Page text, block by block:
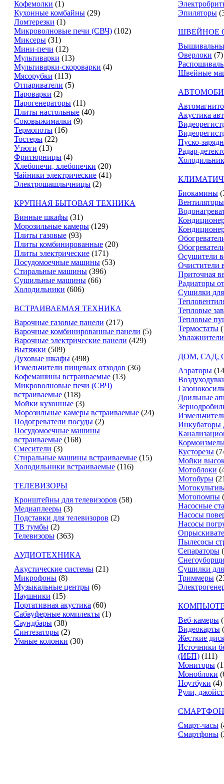
Кофемолки (1)
Кухонные комбайны (29)
Ломтерезки (1)
Микроволновые печи (СВЧ) (102)
Миксеры (31)
Мини-печи (12)
Мультиварки (13)
Мультиварки-скороварки (4)
Мясорубки (113)
Отпариватели (5)
Пароварки (2)
Парогенераторы (11)
Плиты настольные (40)
Соковыжималки (9)
Термопоты (16)
Тостеры (22)
Утюги (13)
Фритюрницы (4)
Хлебопечи, хлебопечки (20)
Чайники электрические (41)
Электрошашлычницы (2)
КРУПНАЯ БЫТОВАЯ ТЕХНИКА
Винные шкафы (31)
Морозильные камеры (129)
Плиты газовые (93)
Плиты комбинированные (20)
Плиты электрические (171)
Посудомоечные машины (53)
Стиральные машины (396)
Сушильные машины (66)
Холодильники (606)
ВСТРАИВАЕМАЯ ТЕХНИКА
Варочные газовые панели (217)
Варочные комбинированные панели (5)
Варочные электрические панели (429)
Вытяжки (509)
Духовые шкафы (498)
Измельчители пищевых отходов (36)
Кофемашины встраиваемые (13)
Микроволновые печи (СВЧ)
встраиваемые (118)
Мойки кухонные (3)
Морозильные камеры встраиваемые (24)
Подогреватели посуды (2)
Посудомоечные машины
встраиваемые (168)
Смесители (3)
Стиральные машины встраиваемые (15)
Холодильники встраиваемые (116)
ТЕЛЕВИЗОРЫ
Кронштейны для телевизоров (58)
Медиаплееры (3)
Подставки для телевизоров (2)
ТВ тумбы (2)
Телевизоры (363)
АУДИОТЕХНИКА
Акустические системы (21)
Микрофоны (8)
Музыкальные центры (6)
Наушники (15)
Портативная акустика (60)
Сабвуферные комплекты (1)
Саундбары (38)
Синтезаторы (2)
Умные колонки (30)
Эпиляторы
ШВЕЙНОЕ
Оверлоки (7)
Швейные
Акустика
Пуско-
Радар-
Биокамины
Вентиляторы
Осушители
Очистители
Приточная
Радиаторы
Сушилки
Тепловые
Тепловые
Термостаты
ДОМ, САД,
Аэраторы
Доильные
Инкубаторы
Кусторезы
Мойки
Мотоблоки
Мотобуры
Мотопомпы
Насосные
Насосы
Насосы
Пылесосы
Сепараторы
Сушилки
Триммеры
Веб-камеры
Видеокарты
Жесткие
Источники
(ИБП) (111)
Мониторы
Моноблоки
Ноутбуки (4)
Рули,
Смарт-часы
Смартфоны